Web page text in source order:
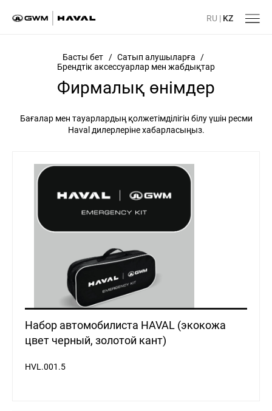
RU | KZ
Басты бет / Сатып алушыларға
/
Брендтік аксессуарлар мен жабдықтар
Фирмалық өнімдер
Бағалар мен тауарлардың қолжетімділігін білу үшін ресми
Haval дилерлеріне хабарласыңыз.
Набор автомобилиста HAVAL (экокожа
цвет черный, золотой кант)
HVL.001.5